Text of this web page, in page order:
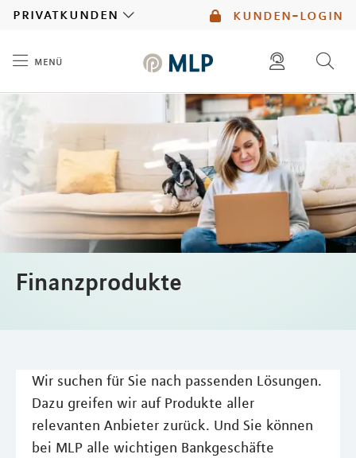
kunden-login
privatkunden
menü
diese website durchsuchen
mlp berater finden
Finanzprodukte
Wir suchen für Sie nach passenden Lösungen.
Dazu greifen wir auf Produkte aller
relevanten Anbieter zurück. Und Sie können
bei MLP alle wichtigen Bankgeschäfte